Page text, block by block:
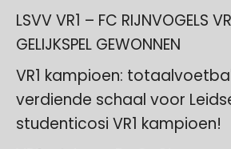
LSVV VR1 – FC RIJNVOGELS
GELIJKSPEL GEWONNEN
VR1 kampioen:
verdiende schaal voor
studenticosi VR1 kampioen!